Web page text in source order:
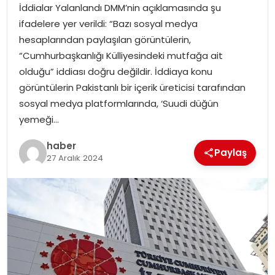
SAĞLIK
SOSYAL HABER
İddialar Yalanlandı DMM’nin açıklamasında şu
ifadelere yer verildi: “Bazı sosyal medya
hesaplarından paylaşılan görüntülerin,
“Cumhurbaşkanlığı Külliyesindeki mutfağa ait
olduğu” iddiası doğru değildir. İddiaya konu
görüntülerin Pakistanlı bir içerik üreticisi tarafından
sosyal medya platformlarında, ‘Suudi düğün
yemeği…
haber
27 Aralık 2024 Paylaş